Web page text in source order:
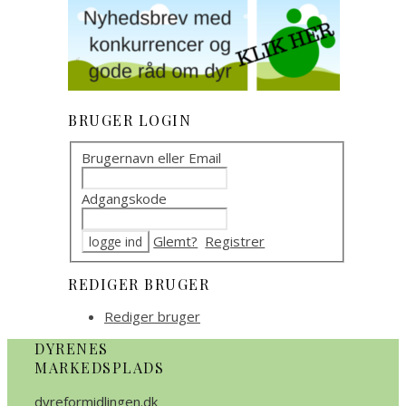
BRUGER LOGIN
Brugernavn eller Email
Adgangskode
Glemt? Registrer
REDIGER BRUGER
Rediger bruger
DYRENES
MARKEDSPLADS
dyreformidlingen.dk